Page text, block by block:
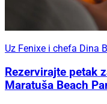
Uz Fenixe i chefa Dina
Rezervirajte petak
Maratuša Beach